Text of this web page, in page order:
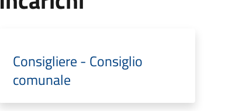
Consigliere - Consiglio
comunale